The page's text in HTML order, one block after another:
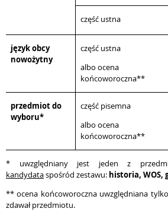
część ustna
język obcy
nowożytny
część ustna
albo ocena
końcoworoczna**
przedmiot do
wyboru*
część pisemna
albo ocena
końcoworoczna**
* uwzględniany jest jeden z
kandydataspośród zestawu: historia, WOS,
** ocena końcoworoczna uwzględniana
zdawał przedmiotu.